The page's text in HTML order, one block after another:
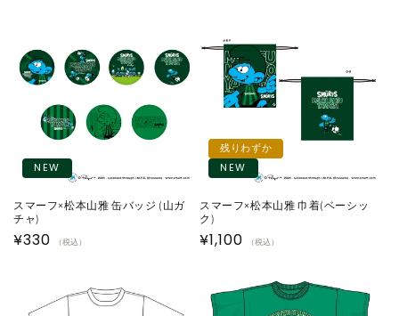
NEW
スマーフ×松本山雅 缶バッジ (山ガ
チャ)
通
¥330 （税込）
残りわずか
NEW
スマーフ×松本山雅 巾着(ベーシッ
ク)
通
格
¥1,100 （税込）